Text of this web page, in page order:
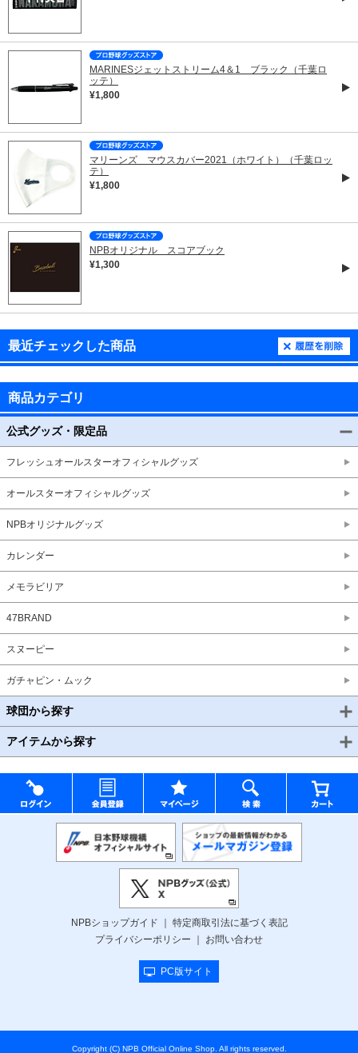
MARINESジェットストリーム4＆1 ブラック（千葉ロ
ッテ）
¥1,800
マリーンズ マウスカバー2021（ホワイト）（千葉ロッ
テ）
¥1,800
NPBオリジナル スコアブック
¥1,300
最近チェックした商品
商品カテゴリ
公式グッズ・限定品
フレッシュオールスターオフィシャルグッズ
オールスターオフィシャルグッズ
NPBオリジナルグッズ
カレンダー
メモラビリア
47BRAND
スヌーピー
ガチャピン・ムック
球団から探す
アイテムから探す
NPBショップガイド
特定商取引法に基づく表記
プライバシーポリシー
お問い合わせ
PC版サイト
Copyright (C) NPB Official Online Shop. All rights reserved.